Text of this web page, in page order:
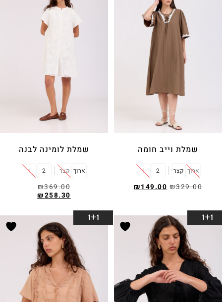
שמלת וייב חומה
ארוך קצר 2
1
₪329.00
₪149.00
שמלת לומינה לבנה
ארוך קצר 2
1
₪369.00
₪258.30
בחר אפשרויות
1+1
1+1